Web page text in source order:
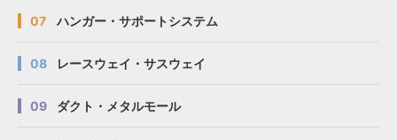
07 ハンガー・サポートシステム
08 レースウェイ・サスウェイ
09 ダクト・メタルモール